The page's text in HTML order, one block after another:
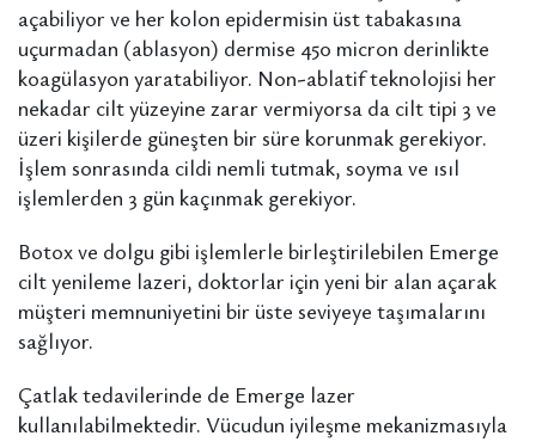
açabiliyor ve her kolon epidermisin üst tabakasına
uçurmadan (ablasyon) dermise 450 micron derinlikte
koagülasyon yaratabiliyor. Non-ablatif teknolojisi her
nekadar cilt yüzeyine zarar vermiyorsa da cilt tipi 3 ve
üzeri kişilerde güneşten bir süre korunmak gerekiyor.
İşlem sonrasında cildi nemli tutmak, soyma ve ısıl
işlemlerden 3 gün kaçınmak gerekiyor.
Botox ve dolgu gibi işlemlerle birleştirilebilen Emerge
cilt yenileme lazeri, doktorlar için yeni bir alan açarak
müşteri memnuniyetini bir üste seviyeye taşımalarını
sağlıyor.
Çatlak tedavilerinde de Emerge lazer
kullanılabilmektedir. Vücudun iyileşme mekanizmasıyla